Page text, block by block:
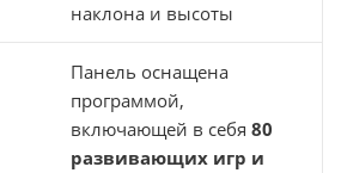
наклона и высоты
Панель оснащена
программой,
включающей в себя 80
развивающих игр и